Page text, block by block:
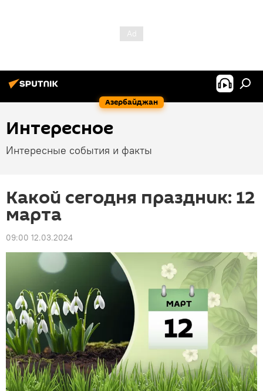
Азербайджан
Интересное
Интересные события и факты
Какой сегодня праздник: 12
марта
09:00 12.03.2024